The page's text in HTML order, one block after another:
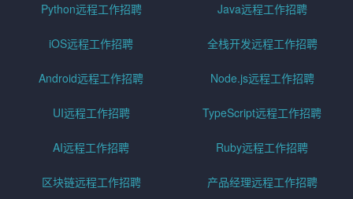
Python远程工作招聘 Java远程工作招聘
iOS远程工作招聘 全栈开发远程工作招聘
Android远程工作招聘 Node.js远程工作招聘
UI远程工作招聘 TypeScript远程工作招聘
AI远程工作招聘 Ruby远程工作招聘
区块链远程工作招聘 产品经理远程工作招聘